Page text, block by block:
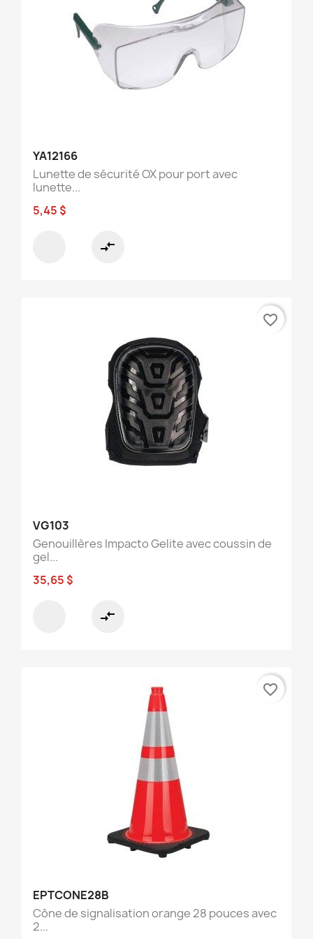
YA12166
Lunette de sécurité OX pour port avec
lunette...
5,45 $
compare_arrows
VG103
Genouillères Impacto Gelite avec coussin de
gel...
35,65 $
compare_arrows
favorite_border
EPTCONE28B
Cône de signalisation orange 28 pouces avec
2...
favorite_border